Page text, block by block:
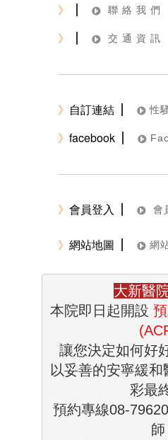
》 聯 絡 我 們
》 交 通 資 訊
》 自訂連結 性
》 facebook
》 會員登入 會
》 網站地圖 網
大新醫
本院即日起開設
讓您決定如何好
以妥善的安寧緩和
彩最
預約專線08-